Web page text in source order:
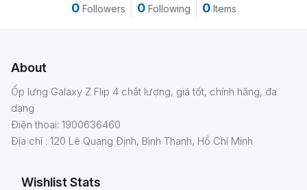
0 Followers 0 Following 0 Items
About
Ốp lưng Galaxy Z Flip 4 chất lượng, giá tốt, chính hãng, đa
dạng
Điện thoại: 1900636460
Địa chỉ : 120 Lê Quang Định, Bình Thạnh, Hồ Chí Minh
Wishlist Stats